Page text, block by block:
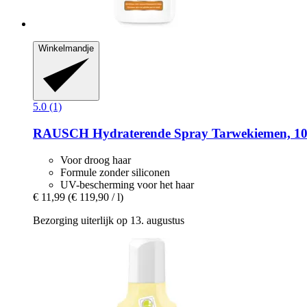
Winkelmandje
5.0 (1)
RAUSCH Hydraterende Spray Tarwekiemen,
Voor droog haar
Formule zonder siliconen
UV-bescherming voor het haar
€ 11,99 (€ 119,90 / l)
Bezorging uiterlijk op 13. augustus